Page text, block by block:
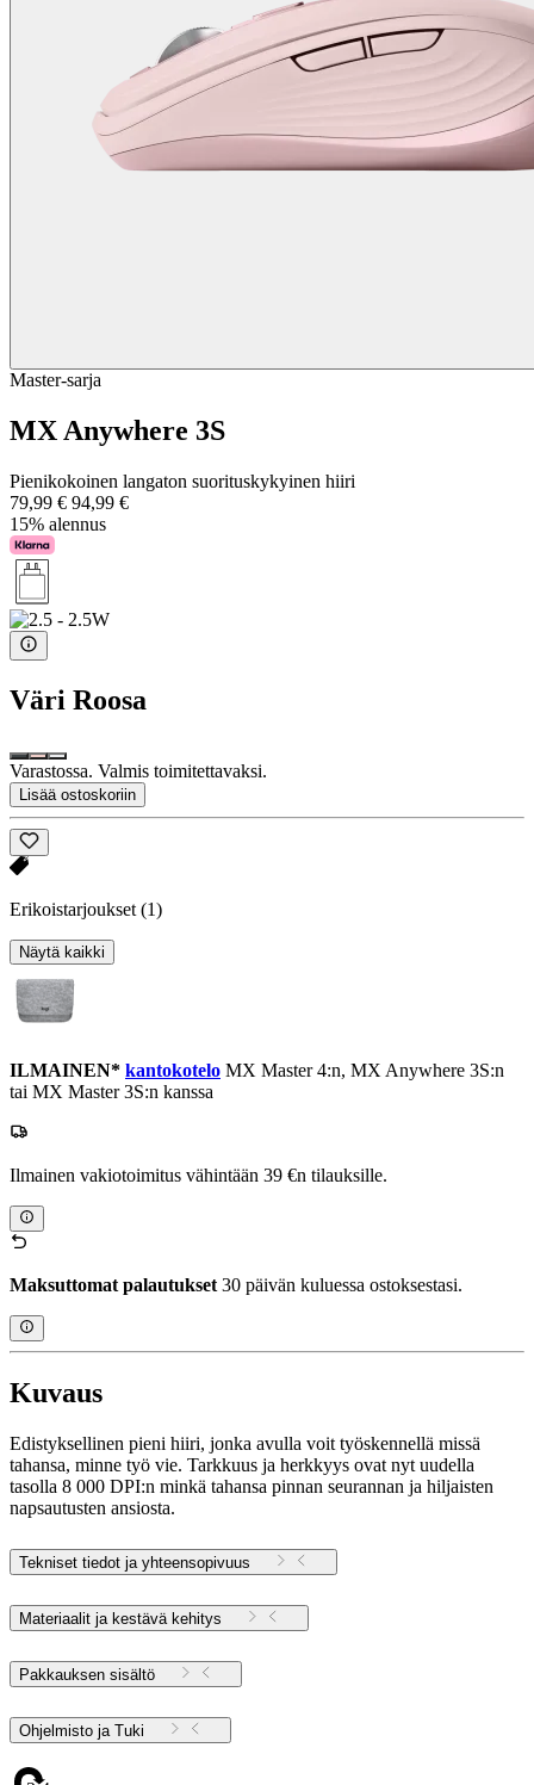
Master-sarja
MX Anywhere 3S
Pienikokoinen langaton suorituskykyinen hiiri
79,99 € 94,99 €
15% alennus
Väri Roosa
Varastossa. Valmis toimitettavaksi.
Lisää ostoskoriin
Erikoistarjoukset (1)
Näytä kaikki
ILMAINEN* kantokotelo MX Master 4:n, MX Anywhere 3S:n
tai MX Master 3S:n kanssa
Ilmainen vakiotoimitus vähintään 39 €n tilauksille.
Maksuttomat palautukset 30 päivän kuluessa ostoksestasi.
Kuvaus
Edistyksellinen pieni hiiri, jonka avulla voit työskennellä missä
tahansa, minne työ vie. Tarkkuus ja herkkyys ovat nyt uudella
tasolla 8 000 DPI:n minkä tahansa pinnan seurannan ja hiljaisten
napsautusten ansiosta.
Tekniset tiedot ja yhteensopivuus
Materiaalit ja kestävä kehitys
Pakkauksen sisältö
Ohjelmisto ja Tuki